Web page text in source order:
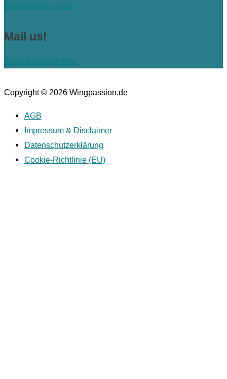
Wingpassion-Shop
Mail us!
Send message here
Copyright © 2026 Wingpassion.de
AGB
Impressum & Disclaimer
Datenschutzerklärung
Cookie-Richtlinie (EU)